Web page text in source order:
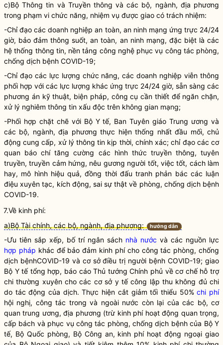
c)Bộ Thông tin và Truyền thông và các bộ, ngành, địa phương
trong phạm vi chức năng, nhiệm vụ được giao có trách nhiệm:
-Chỉ đạo các doanh nghiệp an toàn, an ninh mạng ứng trực 24/24
giờ, bảo đảm thông suốt, an toàn, an ninh mạng, đặc biệt là các
hệ thống thông tin, nền tảng công nghệ phục vụ công tác phòng,
chống dịch bệnh COVID-19;
-Chỉ đạocác lực lượng chức năng, các doanh nghiệp viễn thông
phối hợp với các lực lượng khác ứng trực 24/24 giờ, sẵn sàng các
phương án kỹ thuật, biện pháp, công cụ cần thiết để ngăn chặn,
xử lý nghiêm thông tin xấu độc trên không gian mạng;
-Phối hợp chặt chẽ với Bộ Y tế, Ban Tuyên giáo Trung ương và
các bộ, ngành, địa phương thực hiện thống nhất đầu mối, chủ
động cung cấp, xử lý thông tin kịp thời, chính xác;chỉ đạocác cơ
quan báo chí tăng cường các hình thức truyền thông, tuyên
truyền, truyền cảm hứng, nêu gương người tốt, việc tốt, cách làm
hay, mô hình hiệu quả, đồng thời đấu tranh phản bác các luận
điệu xuyên tạc, kích động, sai sự thật về phòng, chống dịch bệnh
COVID-19.
7.Về kinh phí:
a)Bộ Tài chính, các bộ, ngành, địa phương:
hướng dẫn
-Ưu tiên sắp xếp, bố trí ngân sách nhà nước và các nguồn lực
hợp pháp khác để bảo đảm kinh phí cho công tác phòng, chống
dịch bệnhCOVID-19 và cơ sở điều trị người bệnh COVID-19; giao
Bộ Y tế tổng hợp, báo cáo Thủ tướng Chính phủ về cơ chế hỗ trợ
chi thường xuyên cho các cơ sở y tế công lập thu không đủ chi
do tác động của dịch. Thực hiện cắt giảm tối thiểu 50%chi phí
hội nghị, công tác trong và ngoài nước còn lại của các bộ, cơ
quan trung ương, địa phương (trừ kinh phí hoạt động quan trọng,
cấp bách và phục vụ công tác phòng, chống dịch bệnh của Bộ Y
tế, Bộ Quốc phòng, Bộ Công an, kinh phí hoạt động ngoại giao